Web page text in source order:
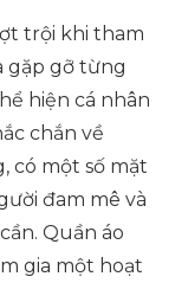
trội khi tham
gặp gỡ từng
hiện cá nhân
chắn về
có một số mặt
đam mê và
Quần áo
gia một hoạt